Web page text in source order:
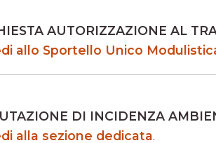
AUTORIZZAZIONE AL
allo Sportello Unico
DI INCIDENZA
alla sezione dedicata.